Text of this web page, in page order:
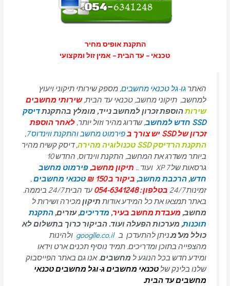
התקנת אופיס מחיר
טכנאי – עד הבית – אמין זול ומקצועי
האתרגו-גל טכנאי מחשבים, מספק שירותי תיקוני ויעוץ
למחשב, תיקוני מחשב, טכנאי עד הבית,שירותי מחשבים
שירותהוספת זכרון למחשב נייד, מומלץ בהתקנתדיסק
SSD חדש למחשב
, שדרוג מהיר וזול יותר, לאחר הוספת
זכרון של SSD יש צורך ב
פירמוט מחשב והתקנת ווינדוס 7 ,
התקנת הרדיסק SSD טכנולוגיה מהירה
, דיסק קשיח מהיר
ביותר משדרג את המחשב, התקנת ווינדוס, החדש 10
גרסאות של 7 XP ועוד ..
תיקון מחשב,פירמוט מחשב
חדש, הרכבת מחשב, ביקור ב 150 ₪ טכנאי מחשבים,
זמינות 24/7
בטלפון : 054-6341248
עד הבית 24/7 ביממה.
באתר תמצאו את כל המידע אודותתיקוןמכירה ושירות ל
מחשב, מעבדת מחשב בעיר, מדריכים, עזרים,התקנת
תוכנות, מערכות הפעלה ועוד. הביקור כרוך בתשלום לא
כולל מע"מ.ניתן להתעדכן בgooglle.co.il ולהינות
מהצפייה בתוכן ומדריכים. תמיד נוסיף תכנים ארט וידאו
ומידע חדש בכל הנוגע ל מחשבים. אנו גם באתר הפייסבוק
שלנו בלינק שלטכנאי מחשבים ג-וגל מחשבים טכנאי
מחשבים עד הבית.